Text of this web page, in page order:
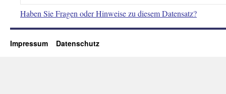
Haben Sie Fragen oder Hinweise zu diesem Datensatz?
Impressum Datenschutz